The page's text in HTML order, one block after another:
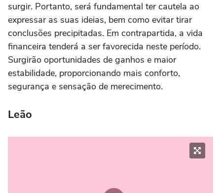
surgir. Portanto, será fundamental ter cautela ao
expressar as suas ideias, bem como evitar tirar
conclusões precipitadas. Em contrapartida, a vida
financeira tenderá a ser favorecida neste período.
Surgirão oportunidades de ganhos e maior
estabilidade, proporcionando mais conforto,
segurança e sensação de merecimento.
Leão